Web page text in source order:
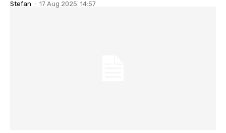
Stefan - 17 Aug 2025. 14:57